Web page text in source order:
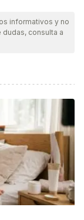
informativos y no
consulta a